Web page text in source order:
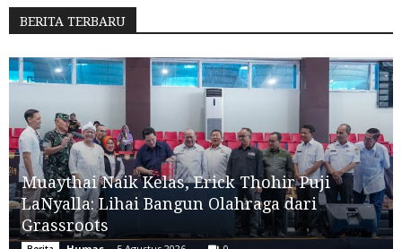
BERITA TERBARU
Muaythai Naik Kelas, Erick Thohir Puji
LaNyalla: Lihai Bangun Olahraga dari
Grassroots